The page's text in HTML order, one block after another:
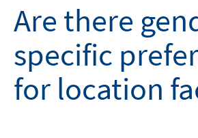
Are there
specific
for location